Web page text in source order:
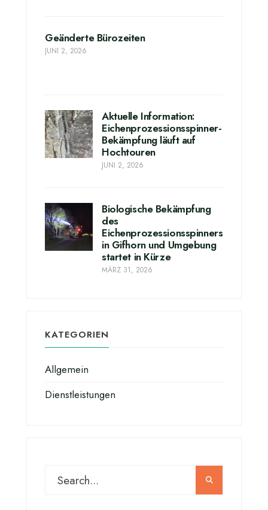
Geänderte Bürozeiten
JUNI 2, 2026
Aktuelle Information:
Eichenprozessionsspinner-
Bekämpfung läuft auf
Hochtouren
JUNI 2, 2026
Biologische Bekämpfung
des
Eichenprozessionsspinners
in Gifhorn und Umgebung
startet in Kürze
MÄRZ 31, 2026
KATEGORIEN
Allgemein
Dienstleistungen